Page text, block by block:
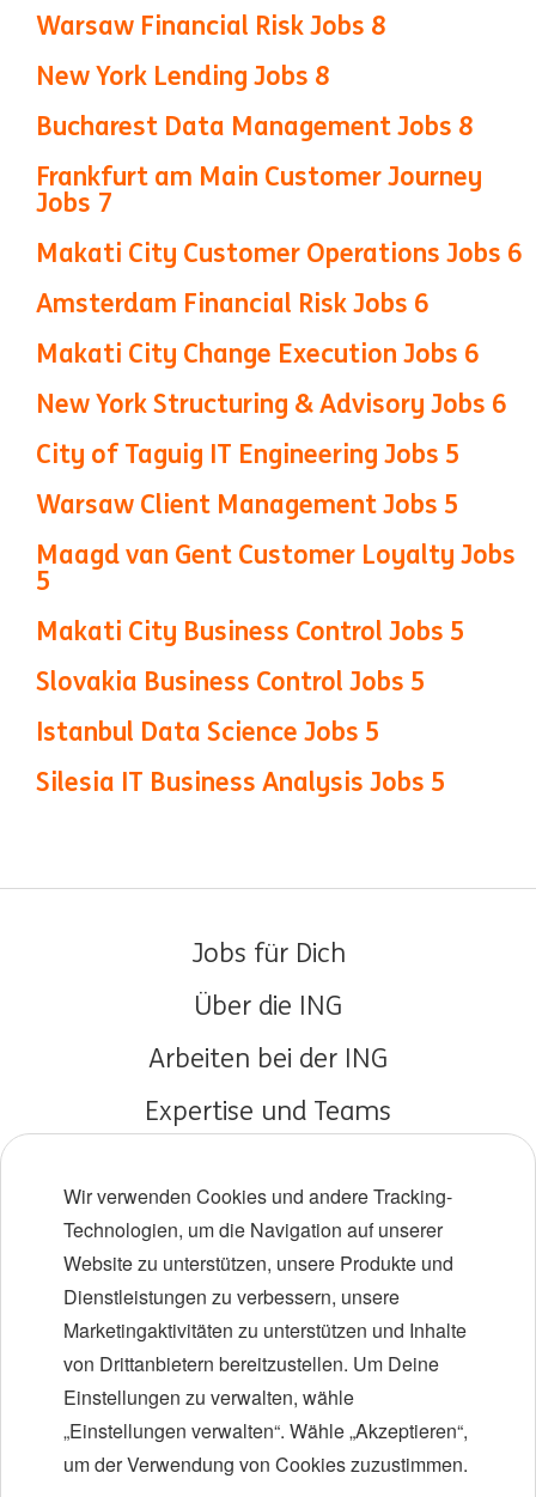
Warsaw Financial Risk Jobs 8
New York Lending Jobs 8
Bucharest Data Management Jobs 8
Frankfurt am Main Customer Journey
Jobs 7
Makati City Customer Operations Jobs 6
Amsterdam Financial Risk Jobs 6
Makati City Change Execution Jobs 6
New York Structuring & Advisory Jobs 6
City of Taguig IT Engineering Jobs 5
Warsaw Client Management Jobs 5
Maagd van Gent Customer Loyalty Jobs
5
Makati City Business Control Jobs 5
Slovakia Business Control Jobs 5
Istanbul Data Science Jobs 5
Silesia IT Business Analysis Jobs 5
Jobs für Dich
Über die ING
Arbeiten bei der ING
Expertise und Teams
Vielfalt und Inklusion
Standorte
Veranstaltungen
LinkedIn
X YouTube
Wir verwenden Cookies und andere Tracking-
Technologien, um die Navigation auf unserer
Website zu unterstützen, unsere Produkte und
Dienstleistungen zu verbessern, unsere
Marketingaktivitäten zu unterstützen und Inhalte
von Drittanbietern bereitzustellen. Um Deine
Einstellungen zu verwalten, wähle
„Einstellungen verwalten“. Wähle „Akzeptieren“,
um der Verwendung von Cookies zuzustimmen.